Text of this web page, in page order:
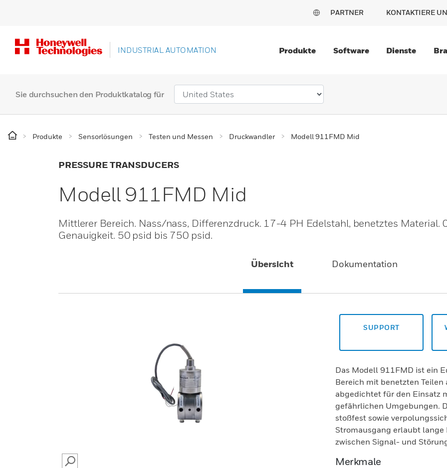
PARTNER KONTAKTIERE
INDUSTRIAL AUTOMATION Produkte Software Dienste
Sie durchsuchen den Produktkatalog für
Produkte Sensorlösungen Testen und Messen Druckwandler Modell 911FMD Mid
PRESSURE TRANSDUCERS
Modell 911FMD Mid
Mittlerer Bereich. Nass/nass, Differenzdruck. 17-4 PH Edelstahl, benetztes Material.
Genauigkeit. 50 psid bis 750 psid.
Übersicht Dokumentation
SEARCH
SUPPORT
Das Modell 911FMD ist ein
Bereich mit benetzten
abgedichtet für den Einsatz
gefährlichen Umgebungen.
stoßfest sowie
Stromausgang erlaubt lange
zwischen Signal- und
Merkmale